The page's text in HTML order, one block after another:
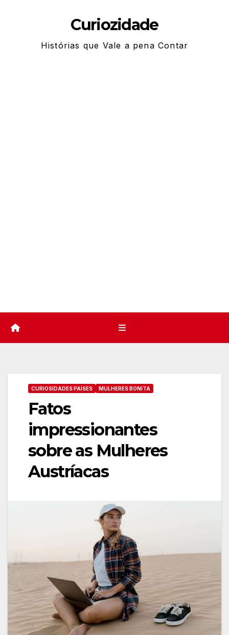
Curiozidade
Histórias que Vale a pena Contar
CURIOSIDADES PAÍSES MULHERES BONITA
Fatos
impressionantes
sobre as Mulheres
Austríacas